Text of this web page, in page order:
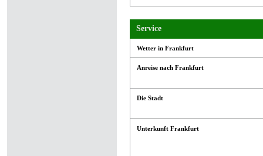
Service
Wetter in Frankfurt
Anreise nach Frankfurt
Die Stadt
Unterkunft Frankfurt